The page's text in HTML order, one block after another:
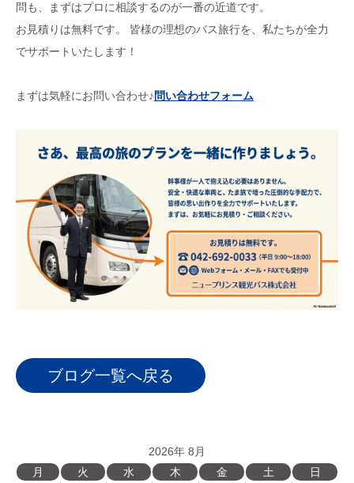
問も、まずはプロに相談するのが一番の近道です。
お見積りは無料です。 皆様の理想のバス旅行を、私たちが全力
でサポートいたします！
まずは気軽にお問い合わせ♪問い合わせフォーム
ブログ一覧へ戻る
2026年 8月
月
火 水 木 金 土
日